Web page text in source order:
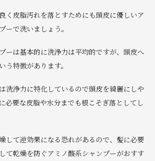
く皮脂汚れを落とすためにも頭皮に優しいア
ーで洗いましょう。
ーは基本的に洗浄力は平均的ですが、頭皮へ
う特徴があります。
洗浄力に特化しているので頭皮を綺麗にしや
必要な皮脂や水分までも根こそぎ落としてし
して逆効果になる恐れがあるので、髪に必要
て乾燥を防ぐアミノ酸系シャンプーがおすす